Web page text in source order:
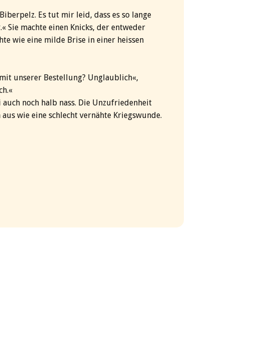
Es tut mir leid, dass es so lange
Sie machte einen Knicks, der entweder
wie eine milde Brise in einer heissen
unserer Bestellung? Unglaublich«,
noch halb nass. Die Unzufriedenheit
wie eine schlecht vernähte Kriegswunde.